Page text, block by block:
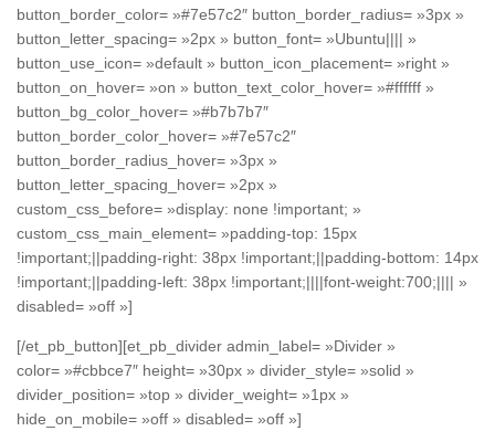
button_border_color= »#7e57c2″ button_border_radius= »3px »
button_letter_spacing= »2px » button_font= »Ubuntu|||| »
button_use_icon= »default » button_icon_placement= »right »
button_on_hover= »on » button_text_color_hover= »#ffffff »
button_bg_color_hover= »#b7b7b7″
button_border_color_hover= »#7e57c2″
button_border_radius_hover= »3px »
button_letter_spacing_hover= »2px »
custom_css_before= »display: none !important; »
custom_css_main_element= »padding-top: 15px
!important;||padding-right: 38px !important;||padding-bottom: 14px
!important;||padding-left: 38px !important;||||font-weight:700;|||| »
disabled= »off »]
[/et_pb_button][et_pb_divider admin_label= »Divider »
color= »#cbbce7″ height= »30px » divider_style= »solid »
divider_position= »top » divider_weight= »1px »
hide_on_mobile= »off » disabled= »off »]